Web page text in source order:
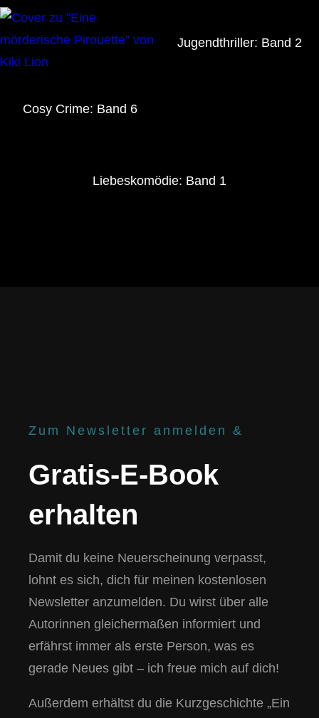
Cosy Crime: Band 6
Jugendthriller: Band 2
Liebeskomödie: Band 1
Zum Newsletter anmelden &
Gratis-E-Book
erhalten
Damit du keine Neuerscheinung verpasst,
lohnt es sich, dich für meinen kostenlosen
Newsletter anzumelden. Du wirst über alle
Autorinnen gleichermaßen informiert und
erfährst immer als erste Person, was es
gerade Neues gibt – ich freue mich auf dich!
Außerdem erhältst du die Kurzgeschichte „Ein